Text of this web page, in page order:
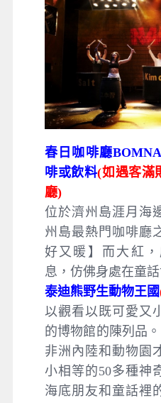
春日咖啡廳
啡或飲料(如遇客滿
廳)
位於濟州島涯月海
州島最熱門咖啡廳
好又暖】而大紅
息，仿佛身處在童話
泰迪熊野生動物王國
以觀看以既可愛又
的博物館的陳列品
非洲內陸和動物園
小相等的50多種神
海底朋友和童話裡